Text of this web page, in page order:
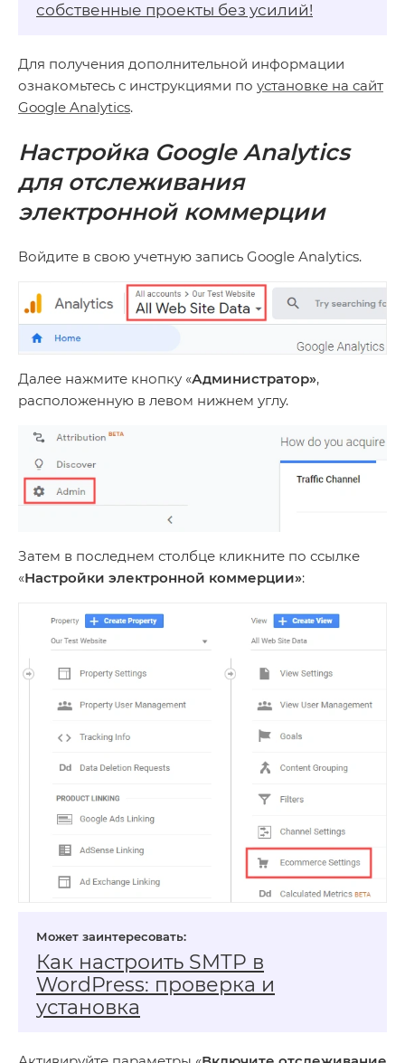
собственные проекты без усилий!
Для получения дополнительной информации
ознакомьтесь с инструкциями по установке на сайт
Google Analytics.
Настройка Google Analytics
для отслеживания
электронной коммерции
Войдите в свою учетную запись Google Analytics.
Далее нажмите кнопку «Администратор»,
расположенную в левом нижнем углу.
Затем в последнем столбце кликните по ссылке
«Настройки электронной коммерции»:
Как настроить SMTP в
WordPress: проверка и
установка